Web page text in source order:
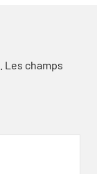
Les champs